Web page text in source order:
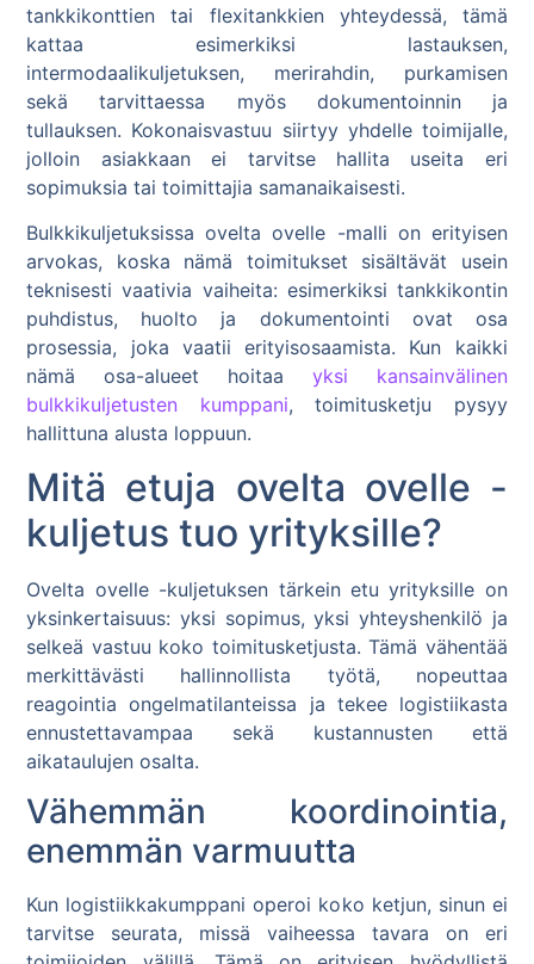
tankkikonttien tai flexitankkien yhteydessä, tämä
kattaa esimerkiksi lastauksen,
intermodaalikuljetuksen, merirahdin, purkamisen
sekä tarvittaessa myös dokumentoinnin ja
tullauksen. Kokonaisvastuu siirtyy yhdelle toimijalle,
jolloin asiakkaan ei tarvitse hallita useita eri
sopimuksia tai toimittajia samanaikaisesti.
Bulkkikuljetuksissa ovelta ovelle -malli on erityisen
arvokas, koska nämä toimitukset sisältävät usein
teknisesti vaativia vaiheita: esimerkiksi tankkikontin
puhdistus, huolto ja dokumentointi ovat osa
prosessia, joka vaatii erityisosaamista. Kun kaikki
nämä osa-alueet hoitaa yksi kansainvälinen
bulkkikuljetusten kumppani, toimitusketju pysyy
hallittuna alusta loppuun.
Mitä etuja ovelta ovelle -
kuljetus tuo yrityksille?
Ovelta ovelle -kuljetuksen tärkein etu yrityksille on
yksinkertaisuus: yksi sopimus, yksi yhteyshenkilö ja
selkeä vastuu koko toimitusketjusta. Tämä vähentää
merkittävästi hallinnollista työtä, nopeuttaa
reagointia ongelmatilanteissa ja tekee logistiikasta
ennustettavampaa sekä kustannusten että
aikataulujen osalta.
Vähemmän koordinointia,
enemmän varmuutta
Kun logistiikkakumppani operoi koko ketjun, sinun ei
tarvitse seurata, missä vaiheessa tavara on eri